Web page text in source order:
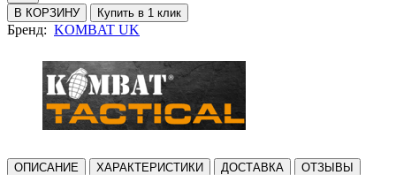
В КОРЗИНУ Купить в 1 клик
Бренд: KOMBAT UK
ОПИСАНИЕ ХАРАКТЕРИСТИКИ ДОСТАВКА ОТЗЫВЫ